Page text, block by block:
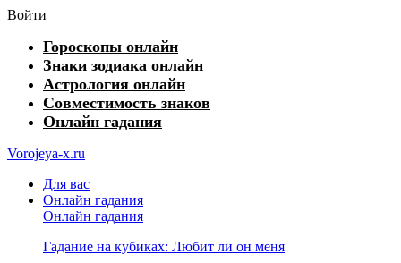
Войти
Гороскопы онлайн
Знаки зодиака онлайн
Астрология онлайн
Совместимость знаков
Онлайн гадания
Vorojeya-x.ru
Для вас
Онлайн гадания
Онлайн гадания
Гадание на кубиках: Любит ли он меня